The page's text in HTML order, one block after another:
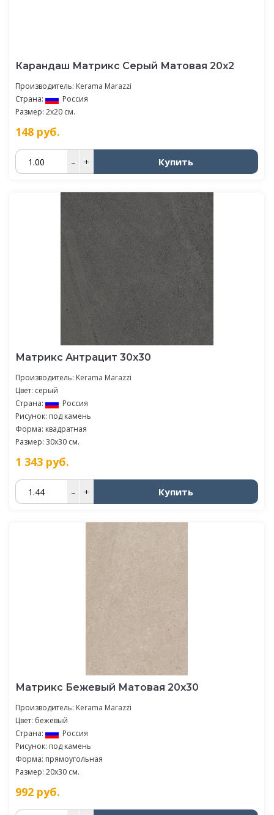
Карандаш Матрикс Серый Матовая 20х2
Производитель: Kerama Marazzi
Страна:
Россия
Размер: 2x20 см.
148 руб.
– + Купить
Матрикс Антрацит 30х30
Производитель: Kerama Marazzi
Цвет: серый
Страна:
Россия
Рисунок: под камень
Форма: квадратная
Размер: 30x30 см.
1 343 руб.
– + Купить
Матрикс Бежевый Матовая 20х30
Производитель: Kerama Marazzi
Цвет: бежевый
Страна:
Россия
Рисунок: под камень
Форма: прямоугольная
Размер: 20x30 см.
992 руб.